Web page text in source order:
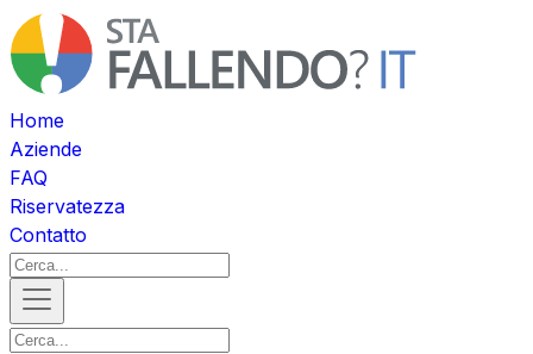
Home
Aziende
FAQ
Riservatezza
Contatto